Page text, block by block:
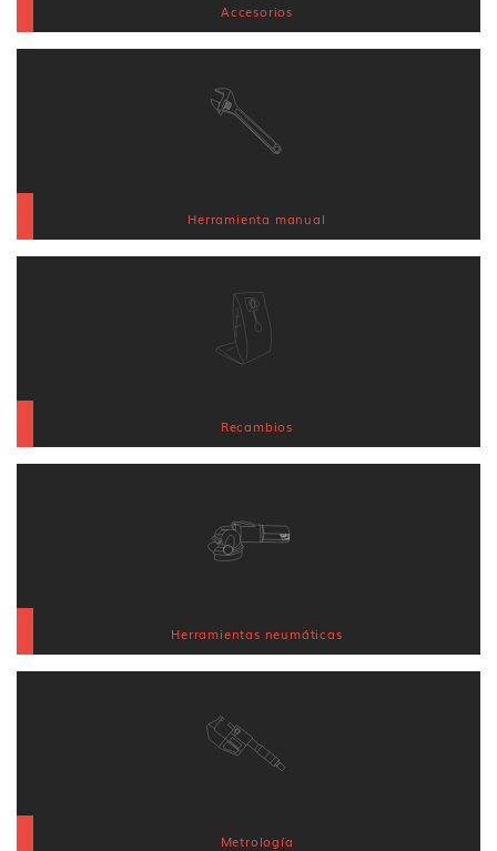
Accesorios
Herramienta manual
Recambios
Herramientas neumáticas
Metrología